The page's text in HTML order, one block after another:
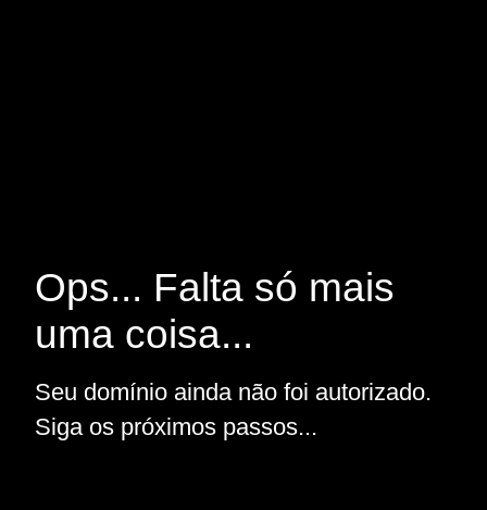
Ops... Falta só mais
uma coisa...
Seu domínio ainda não foi autorizado.
Siga os próximos passos...